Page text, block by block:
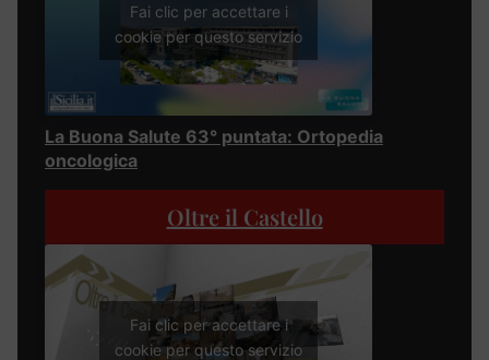
Fai clic per accettare i
cookie per questo servizio
La Buona Salute 63° puntata: Ortopedia
oncologica
Oltre il Castello
Fai clic per accettare i
cookie per questo servizio